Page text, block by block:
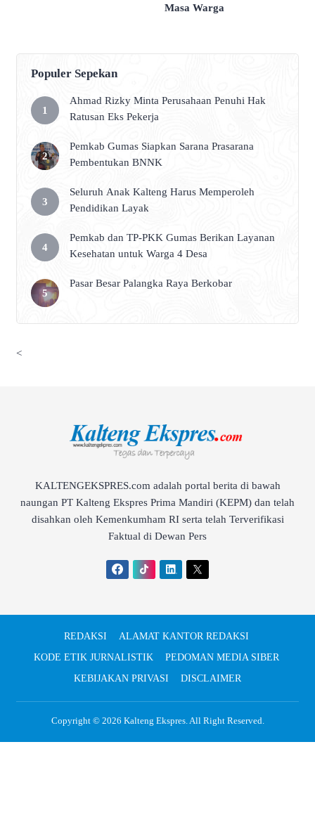
Masa Warga
Populer Sepekan
Ahmad Rizky Minta Perusahaan Penuhi Hak
Ratusan Eks Pekerja
Pemkab Gumas Siapkan Sarana Prasarana
Pembentukan BNNK
Seluruh Anak Kalteng Harus Memperoleh
Pendidikan Layak
Pemkab dan TP-PKK Gumas Berikan Layanan
Kesehatan untuk Warga 4 Desa
Pasar Besar Palangka Raya Berkobar
<
KALTENGEKSPRES.com adalah portal berita di bawah
naungan PT Kalteng Ekspres Prima Mandiri (KEPM) dan telah
disahkan oleh Kemenkumham RI serta telah Terverifikasi
Faktual di Dewan Pers
REDAKSI
ALAMAT KANTOR REDAKSI
KODE ETIK JURNALISTIK
PEDOMAN MEDIA SIBER
KEBIJAKAN PRIVASI
DISCLAIMER
Copyright © 2026 Kalteng Ekspres. All Right Reserved.